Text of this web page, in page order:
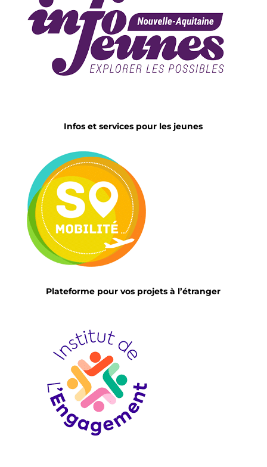
Infos et services pour les jeunes
Plateforme pour vos projets à l’étranger